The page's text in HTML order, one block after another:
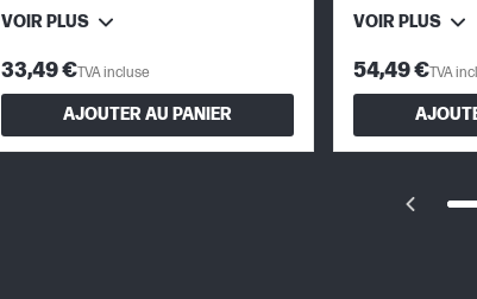
VOIR PLUS
33,49 €TVA incluse
AJOUTER AU PANIER
VOIR PLUS
54,49 €TVA